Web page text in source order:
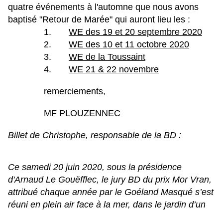
quatre événements à l'automne que nous avons
baptisé "Retour de Marée" qui auront lieu les :
1. WE des 19 et 20 septembre 2020
2. WE des 10 et 11 octobre 2020
3. WE de la Toussaint
4. WE 21 & 22 novembre
remerciements,
MF PLOUZENNEC
Billet de Christophe, responsable de la BD :
Ce samedi 20 juin 2020, sous la présidence
d'Arnaud Le Gouëfflec, le jury BD du prix Mor Vran,
attribué chaque année par le Goéland Masqué s’est
réuni en plein air face à la mer, dans le jardin d’un